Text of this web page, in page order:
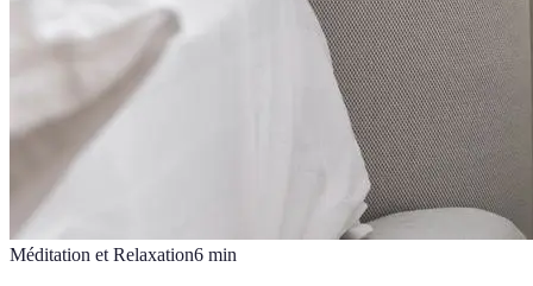
Méditation et Relaxation6 min